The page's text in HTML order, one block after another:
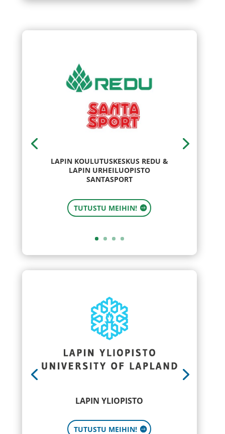
LAPIN KOULUTUSKESKUS REDU &
LAPIN URHEILUOPISTO
SANTASPORT
TUTUSTU MEIHIN!
LAPIN YLIOPISTO
TUTUSTU MEIHIN!